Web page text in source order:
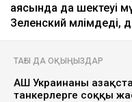
аясында да шектеуі
Зеленский мәлімдеді,
ТАҒЫ ДА ОҚЫҢЫЗДАР
АҚШ Украинаны
танкерлерге соққы